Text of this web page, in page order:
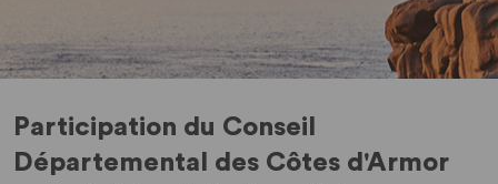
Participation du Conseil
Départemental des Côtes d'Armor